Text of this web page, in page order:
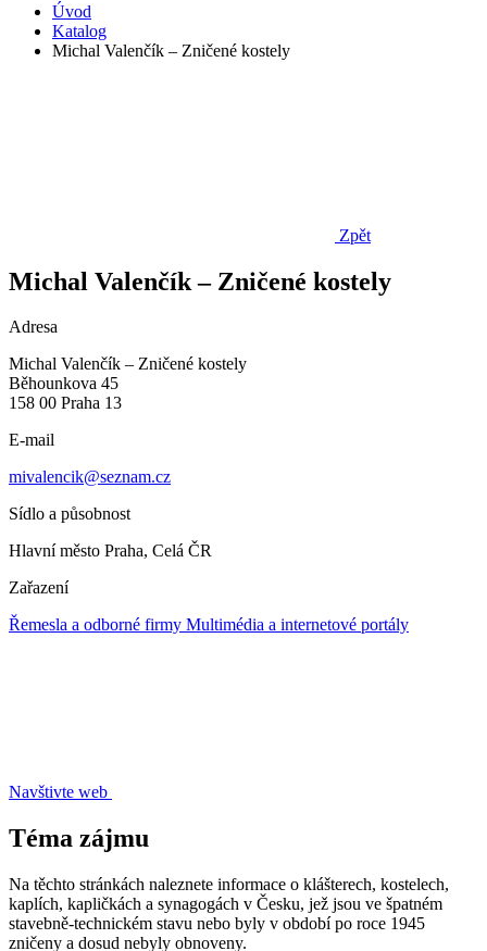
Úvod
Katalog
Michal Valenčík – Zničené kostely
Zpět
Michal Valenčík – Zničené kostely
Adresa
Michal Valenčík – Zničené kostely
Běhounkova 45
158 00 Praha 13
E-mail
mivalencik@seznam.cz
Sídlo a působnost
Hlavní město Praha, Celá ČR
Zařazení
Řemesla a odborné firmy Multimédia a internetové portály
Navštivte web
Téma zájmu
Na těchto stránkách naleznete informace o klášterech, kostelech,
kaplích, kapličkách a synagogách v Česku, jež jsou ve špatném
stavebně-technickém stavu nebo byly v období po roce 1945
zničeny a dosud nebyly obnoveny.